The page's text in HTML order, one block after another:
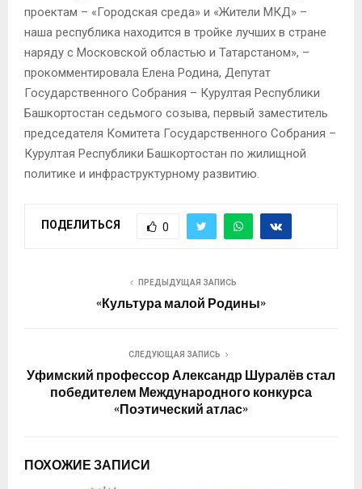
проектам – «Городская среда» и «Жители МКД» –
наша республика находится в тройке лучших в стране
наряду с Московской областью и Татарстаном», –
прокомментировала Елена Родина, Депутат
Государственного Собрания – Курултая Республики
Башкортостан седьмого созыва, первый заместитель
председателя Комитета Государственного Собрания –
Курултая Республики Башкортостан по жилищной
политике и инфраструктурному развитию.
ПОДЕЛИТЬСЯ 0
ПРЕДЫДУЩАЯ ЗАПИСЬ
«Культура малой Родины»
СЛЕДУЮЩАЯ ЗАПИСЬ
Уфимский профессор Александр Шуралёв стал
победителем Международного конкурса
«Поэтический атлас»
ПОХОЖИЕ ЗАПИСИ